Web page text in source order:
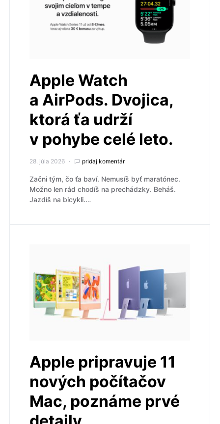
Apple Watch
a AirPods. Dvojica,
ktorá ťa udrží
v pohybe celé leto.
28. júla 2026 pridaj komentár
Začni tým, čo ťa baví. Nemusíš byť maratónec.
Možno len rád chodíš na prechádzky. Beháš.
Jazdíš na bicykli.…
Apple pripravuje 11
nových počítačov
Mac, poznáme prvé